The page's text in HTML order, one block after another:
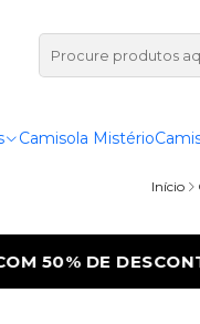
Camisola Mistério
Início
50% DE DESCONTO